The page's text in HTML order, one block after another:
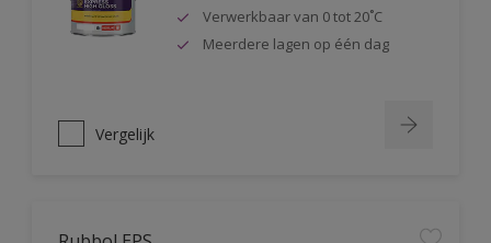
Verwerkbaar van 0 tot 20˚C
Meerdere lagen op één dag
Vergelijk